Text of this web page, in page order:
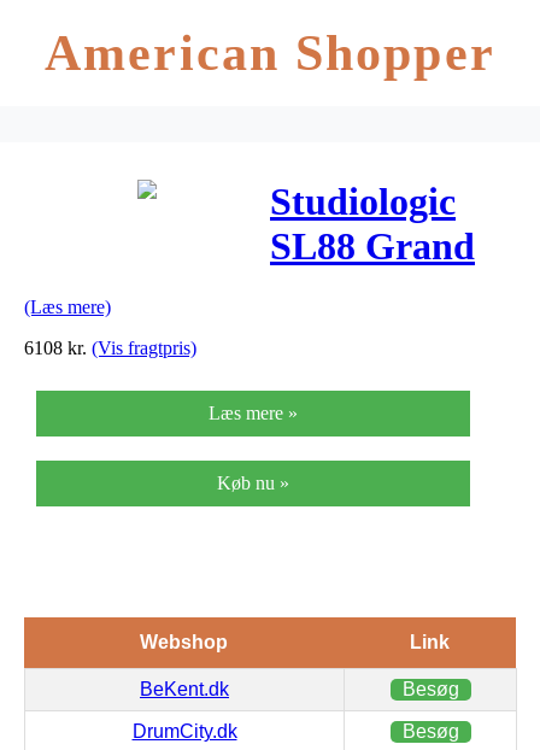
American Shopper
Studiologic
SL88 Grand
(Læs mere)
6108 kr. (Vis fragtpris)
Læs mere »
Køb nu »
Webshop Link
BeKent.dk Besøg
DrumCity.dk Besøg